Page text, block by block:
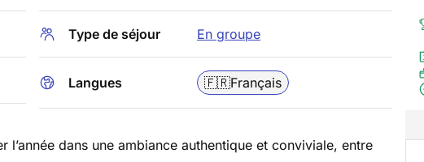
Type de séjour En groupe
Langues 🇫🇷Français
dans une ambiance authentique et conviviale, entre